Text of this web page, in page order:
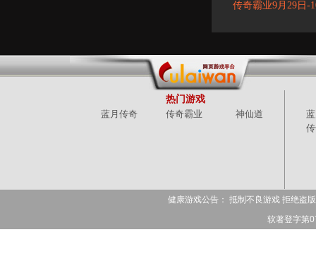
传奇霸业9月29日-
热门游戏
蓝月传奇 传奇霸业 神仙道
健康游戏公告： 抵制不良游戏 拒绝盗
软著登字第